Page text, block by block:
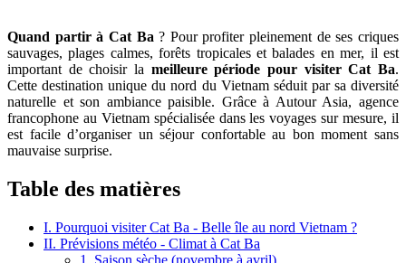
Quand partir à Cat Ba ? Pour profiter pleinement de ses criques
sauvages, plages calmes, forêts tropicales et balades en mer, il est
important de choisir la meilleure période pour visiter Cat Ba.
Cette destination unique du nord du Vietnam séduit par sa diversité
naturelle et son ambiance paisible. Grâce à Autour Asia, agence
francophone au Vietnam spécialisée dans les voyages sur mesure, il
est facile d’organiser un séjour confortable au bon moment sans
mauvaise surprise.
Table des matières
I. Pourquoi visiter Cat Ba - Belle île au nord Vietnam ?
II. Prévisions météo - Climat à Cat Ba
1. Saison sèche (novembre à avril)